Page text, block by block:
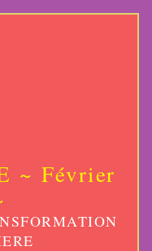
~ Février